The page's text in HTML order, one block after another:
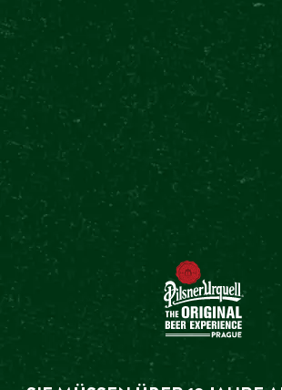
6700+
TRIPADVISOR
4.8
900+
ANDERE